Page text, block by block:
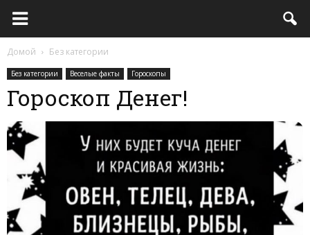
Домой Без категории
Без категории Веселые факты Гороскопы
Гороскоп Денег!